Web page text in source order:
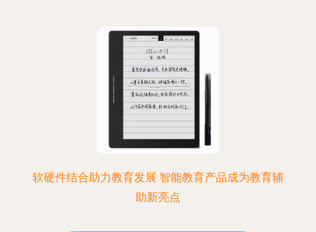
软硬件结合助力教育发展 智能教育产品成为教育辅
助新亮点